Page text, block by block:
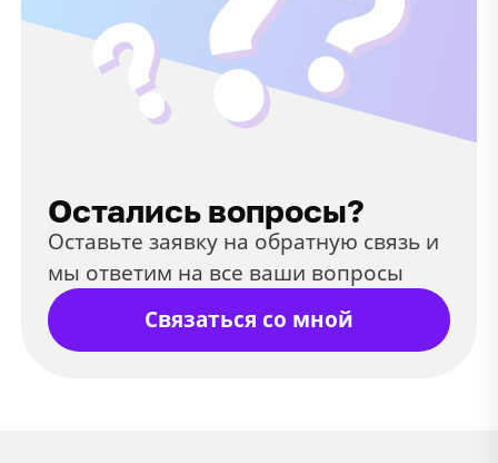
Остались вопросы?
Оставьте заявку на обратную связь и
мы ответим на все ваши вопросы
Связаться со мной